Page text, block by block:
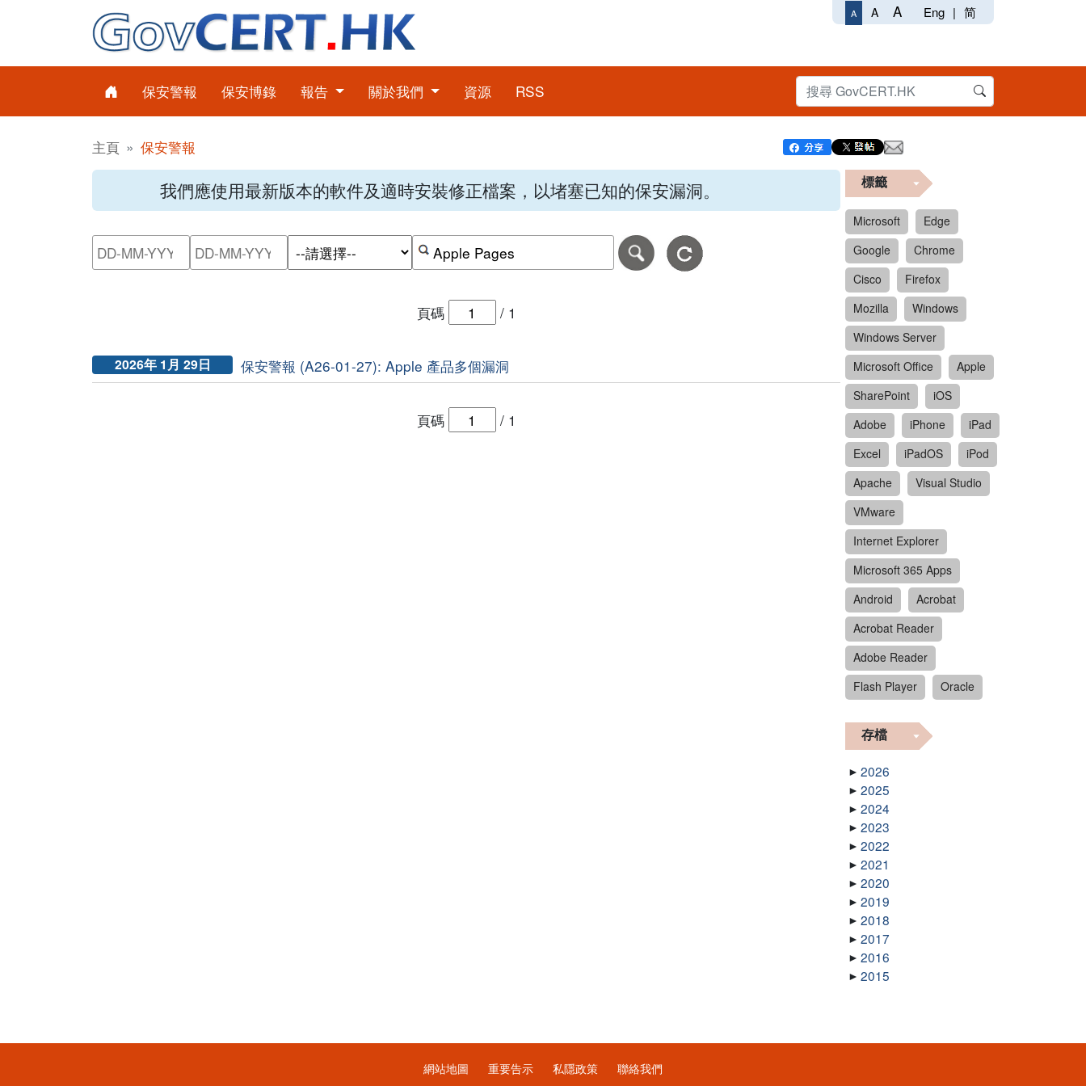
A A A Eng | 简
保安警報 保安博錄 報告 關於我們 資源 RSS
主頁 保安警報
我們應使用最新版本的軟件及適時安裝修正檔案，以堵塞已知的保安漏洞。
請輸入搜尋日期範圍的開始日期，格式為日日-月月-年年年年。
請輸入搜尋日期範圍的結束日期，格式為日日-月月-年年年年。
按關鍵字或 CVE ID 搜尋保安警報
頁碼 / 1
2026年 1月 29日 保安警報 (A26-01-27): Apple 產品多個漏洞
頁碼 / 1
標籤
Microsoft
Edge
Google
Chrome
Cisco
Firefox
Mozilla
Windows
Windows Server
Microsoft Office
Apple
SharePoint
iOS
Adobe
iPhone
iPad
Excel
iPadOS
iPod
Apache
Visual Studio
VMware
Internet Explorer
Microsoft 365 Apps
Android
Acrobat
Acrobat Reader
Adobe Reader
Flash Player
Oracle
存檔
2026
2025
2024
2023
2022
2021
2020
2019
2018
2017
2016
2015
網站地圖 重要告示 私隱政策 聯絡我們